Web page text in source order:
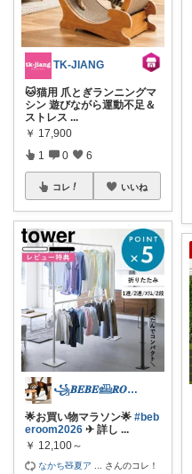
TK-JIANG
🐱猫用 爪とぎランニングマ
シン 遊びながら運動不足＆
ストレス ...
￥ 17,900
1 0 6
コレ いいね
꧁𝑩𝑬𝑩𝑬𓊝𝑹𝑶𝑶𝑴꧂
🌟お買い物マラソン🌟 #beb
eroom2026 ✈︎ 詳し ...
￥ 12,100～
なかち🧸夏ア さんのコレ！